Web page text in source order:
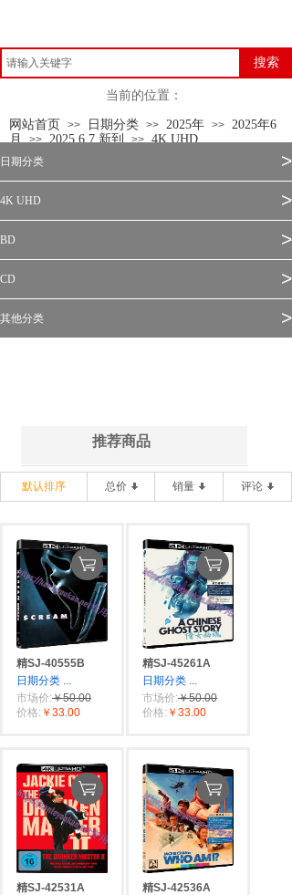
搜索
当前的位置：
网站首页 >> 日期分类 >> 2025年 >> 2025年6
月 >> 2025.6.7 新到 >> 4K UHD
日期分类 >
4K UHD >
BD >
CD >
其他分类 >
推荐商品
默认排序 总价 销量 评论
精SJ-40555B
日期分类 ...
市场价:￥50.00
价格: ￥33.00
精SJ-45261A
日期分类 ...
市场价:￥50.00
价格: ￥33.00
精SJ-42531A
精SJ-42536A